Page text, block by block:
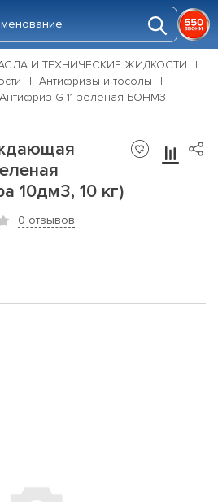
И ТЕХНИЧЕСКИЕ ЖИДКОСТИ
Антифризы и тосолы
G-11 зеленая БОНМЗ
10дм3, 10 кг)
0 отзывов